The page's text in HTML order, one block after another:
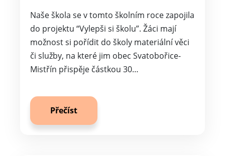
Naše škola se v tomto školním roce zapojila
do projektu “Vylepši si školu”. Žáci mají
možnost si pořídit do školy materiální věci
či služby, na které jim obec Svatobořice-
Mistřín přispěje částkou 30…
Přečíst